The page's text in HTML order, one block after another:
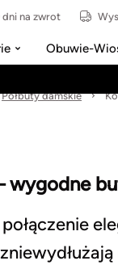
dni na zwrot
Obuwie-
Półbuty damskie
wygodne